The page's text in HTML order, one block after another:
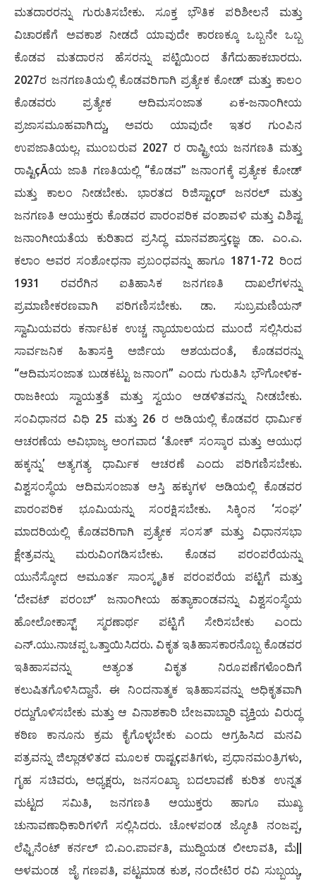
ಮತದಾರರನ್ನು ಗುರುತಿಸಬೇಕು. ಸೂಕ್ತ ಭೌತಿಕ ಪರಿಶೀಲನೆ ಮತ್ತು
ವಿಚಾರಣೆಗೆ ಅವಕಾಶ ನೀಡದೆ ಯಾವುದೇ ಕಾರಣಕ್ಕೂ ಒಬ್ಬನೇ ಒಬ್ಬ
ಕೊಡವ ಮತದಾರನ ಹೆಸರನ್ನು ಪಟ್ಟಿಯಿಂದ ತೆಗೆದುಹಾಕಬಾರದು.
2027ರ ಜನಗಣತಿಯಲ್ಲಿ ಕೊಡವರಿಗಾಗಿ ಪ್ರತ್ಯೇಕ ಕೋಡ್ ಮತ್ತು ಕಾಲಂ
ಕೊಡವರು ಪ್ರತ್ಯೇಕ ಆದಿಮಸಂಜಾತ ಏಕ-ಜನಾಂಗೀಯ
ಪ್ರಜಾಸಮೂಹವಾಗಿದ್ದು, ಅವರು ಯಾವುದೇ ಇತರ ಗುಂಪಿನ
ಉಪಜಾತಿಯಲ್ಲ. ಮುಂಬರುವ 2027 ರ ರಾಷ್ಟ್ರೀಯ ಜನಗಣತಿ ಮತ್ತು
ರಾಷ್ಟಿçÃಯ ಜಾತಿ ಗಣತಿಯಲ್ಲಿ “ಕೊಡವ” ಜನಾಂಗಕ್ಕೆ ಪ್ರತ್ಯೇಕ ಕೋಡ್
ಮತ್ತು ಕಾಲಂ ನೀಡಬೇಕು. ಭಾರತದ ರಿಜಿಸ್ಟಾçರ್ ಜನರಲ್ ಮತ್ತು
ಜನಗಣತಿ ಆಯುಕ್ತರು ಕೊಡವರ ಪಾರಂಪರಿಕ ವಂಶಾವಳಿ ಮತ್ತು ವಿಶಿಷ್ಟ
ಜನಾಂಗೀಯತೆಯ ಕುರಿತಾದ ಪ್ರಸಿದ್ಧ ಮಾನವಶಾಸ್ತçಜ್ಞ ಡಾ. ಎಂ.ಎ.
ಕಲಾಂ ಅವರ ಸಂಶೋಧನಾ ಪ್ರಬಂಧವನ್ನು ಹಾಗೂ 1871-72 ರಿಂದ
1931 ರವರೆಗಿನ ಐತಿಹಾಸಿಕ ಜನಗಣತಿ ದಾಖಲೆಗಳನ್ನು
ಪ್ರಮಾಣೀಕರಣವಾಗಿ ಪರಿಗಣಿಸಬೇಕು. ಡಾ. ಸುಬ್ರಮಣಿಯನ್
ಸ್ವಾಮಿಯವರು ಕರ್ನಾಟಕ ಉಚ್ಚ ನ್ಯಾಯಾಲಯದ ಮುಂದೆ ಸಲ್ಲಿಸಿರುವ
ಸಾರ್ವಜನಿಕ ಹಿತಾಸಕ್ತಿ ಅರ್ಜಿಯ ಆಶಯದಂತೆ, ಕೊಡವರನ್ನು
“ಆದಿಮಸಂಜಾತ ಬುಡಕಟ್ಟು ಜನಾಂಗ” ಎಂದು ಗುರುತಿಸಿ ಭೌಗೋಳಿಕ-
ರಾಜಕೀಯ ಸ್ವಾಯತ್ತತೆ ಮತ್ತು ಸ್ವಯಂ ಆಡಳಿತವನ್ನು ನೀಡಬೇಕು.
ಸಂವಿಧಾನದ ವಿಧಿ 25 ಮತ್ತು 26 ರ ಅಡಿಯಲ್ಲಿ ಕೊಡವರ ಧಾರ್ಮಿಕ
ಆಚರಣೆಯ ಅವಿಭಾಜ್ಯ ಅಂಗವಾದ ‘ತೋಕ್ ಸಂಸ್ಕಾರ ಮತ್ತು ಆಯುಧ
ಹಕ್ಕನ್ನು’ ಅತ್ಯಗತ್ಯ ಧಾರ್ಮಿಕ ಆಚರಣೆ ಎಂದು ಪರಿಗಣಿಸಬೇಕು.
ವಿಶ್ವಸಂಸ್ಥೆಯ ಆದಿಮಸಂಜಾತ ಆಸ್ತಿ ಹಕ್ಕುಗಳ ಅಡಿಯಲ್ಲಿ ಕೊಡವರ
ಪಾರಂಪರಿಕ ಭೂಮಿಯನ್ನು ಸಂರಕ್ಷಿಸಬೇಕು. ಸಿಕ್ಕಿಂನ ‘ಸಂಘ’
ಮಾದರಿಯಲ್ಲಿ ಕೊಡವರಿಗಾಗಿ ಪ್ರತ್ಯೇಕ ಸಂಸತ್ ಮತ್ತು ವಿಧಾನಸಭಾ
ಕ್ಷೇತ್ರವನ್ನು ಮರುವಿಂಗಡಿಸಬೇಕು. ಕೊಡವ ಪರಂಪರೆಯನ್ನು
ಯುನೆಸ್ಕೋದ ಅಮೂರ್ತ ಸಾಂಸ್ಕೃತಿಕ ಪರಂಪರೆಯ ಪಟ್ಟಿಗೆ ಮತ್ತು
‘ದೇವಟ್ ಪರಂಬ್’ ಜನಾಂಗೀಯ ಹತ್ಯಾಕಾಂಡವನ್ನು ವಿಶ್ವಸಂಸ್ಥೆಯ
ಹೋಲೋಕಾಸ್ಟ್ ಸ್ಮರಣಾರ್ಥ ಪಟ್ಟಿಗೆ ಸೇರಿಸಬೇಕು ಎಂದು
ಎನ್.ಯು.ನಾಚಪ್ಪ ಒತ್ತಾಯಿಸಿದರು. ವಿಕೃತ ಇತಿಹಾಸಕಾರನೊಬ್ಬ ಕೊಡವರ
ಇತಿಹಾಸವನ್ನು ಅತ್ಯಂತ ವಿಕೃತ ನಿರೂಪಣೆಗಳೊಂದಿಗೆ
ಕಲುಷಿತಗೊಳಿಸಿದ್ದಾನೆ. ಈ ನಿಂದನಾತ್ಮಕ ಇತಿಹಾಸವನ್ನು ಅಧಿಕೃತವಾಗಿ
ರದ್ದುಗೊಳಿಸಬೇಕು ಮತ್ತು ಆ ವಿನಾಶಕಾರಿ ಬೇಜವಾಬ್ದಾರಿ ವ್ಯಕ್ತಿಯ ವಿರುದ್ಧ
ಕಠಿಣ ಕಾನೂನು ಕ್ರಮ ಕೈಗೊಳ್ಳಬೇಕು ಎಂದು ಆಗ್ರಹಿಸಿದ ಮನವಿ
ಪತ್ರವನ್ನು ಜಿಲ್ಲಾಡಳಿತದ ಮೂಲಕ ರಾಷ್ಟçಪತಿಗಳು, ಪ್ರಧಾನಮಂತ್ರಿಗಳು,
ಗೃಹ ಸಚಿವರು, ಅಧ್ಯಕ್ಷರು, ಜನಸಂಖ್ಯಾ ಬದಲಾವಣೆ ಕುರಿತ ಉನ್ನತ
ಮಟ್ಟದ ಸಮಿತಿ, ಜನಗಣತಿ ಆಯುಕ್ತರು ಹಾಗೂ ಮುಖ್ಯ
ಚುನಾವಣಾಧಿಕಾರಿಗಳಿಗೆ ಸಲ್ಲಿಸಿದರು. ಚೋಳಪಂಡ ಜ್ಯೋತಿ ನಂಜಪ್ಪ,
ಲೆಫ್ಟಿನೆಂಟ್ ಕರ್ನಲ್ ಬಿ.ಎಂ.ಪಾರ್ವತಿ, ಮುದ್ದಿಯಡ ಲೀಲಾವತಿ, ಮೆ||
ಅಳಮಂಡ ಜೈ ಗಣಪತಿ, ಪಟ್ಟಮಾಡ ಕುಶ, ನಂದೇಟಿರ ರವಿ ಸುಬ್ಬಯ್ಯ,